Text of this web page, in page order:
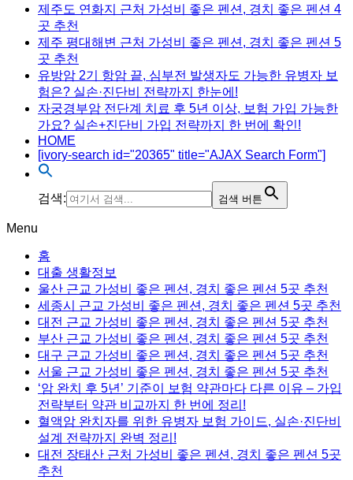
제주도 연화지 근처 가성비 좋은 펜션, 경치 좋은 펜션 4
곳 추천
제주 평대해변 근처 가성비 좋은 펜션, 경치 좋은 펜션 5
곳 추천
유방암 2기 항암 끝, 심부전 발생자도 가능한 유병자 보
험은? 실손·진단비 전략까지 한눈에!
자궁경부암 전단계 치료 후 5년 이상, 보험 가입 가능한
가요? 실손+진단비 가입 전략까지 한 번에 확인!
HOME
[ivory-search id="20365" title="AJAX Search Form"]
검색: 검색 버튼
Menu
홈
대출 생활정보
울산 근교 가성비 좋은 펜션, 경치 좋은 펜션 5곳 추천
세종시 근교 가성비 좋은 펜션, 경치 좋은 펜션 5곳 추천
대전 근교 가성비 좋은 펜션, 경치 좋은 펜션 5곳 추천
부산 근교 가성비 좋은 펜션, 경치 좋은 펜션 5곳 추천
대구 근교 가성비 좋은 펜션, 경치 좋은 펜션 5곳 추천
서울 근교 가성비 좋은 펜션, 경치 좋은 펜션 5곳 추천
‘암 완치 후 5년’ 기준이 보험 약관마다 다른 이유 – 가입
전략부터 약관 비교까지 한 번에 정리!
혈액암 완치자를 위한 유병자 보험 가이드, 실손·진단비
설계 전략까지 완벽 정리!
대전 장태산 근처 가성비 좋은 펜션, 경치 좋은 펜션 5곳
추천